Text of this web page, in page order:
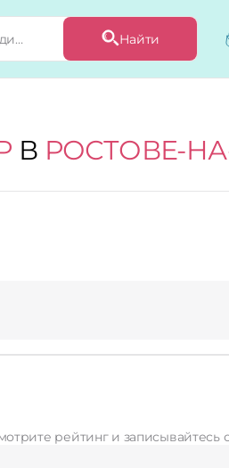
Найти
В РОСТОВЕ-
рейтинг и записывайтесь